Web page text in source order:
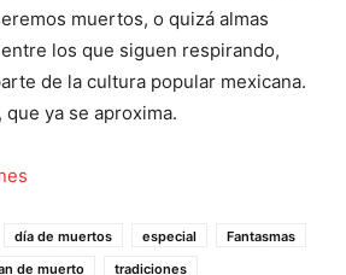
muertos, o quizá almas
los que siguen respirando,
de la cultura popular mexicana.
ya se aproxima.
día de muertos especial
Fantasmas
de muerto tradiciones